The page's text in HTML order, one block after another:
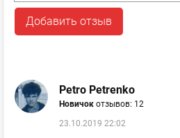
Добавить отзыв
Petro Petrenko
Новичок отзывов: 12
23.10.2019 22:02